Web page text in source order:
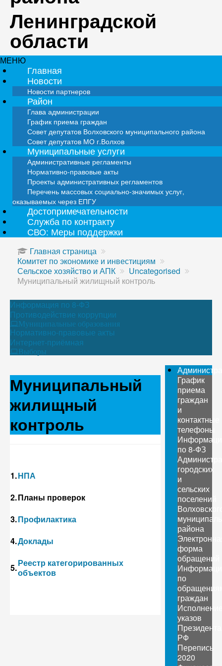
Ленинградской
области
МЕНЮ
Главная
Новости
Новости партнеров
Район
Глава администрации
График приема граждан
Совет депутатов Волховского муниципального района
Совет депутатов МО г.Волхов
Муниципальные услуги
Административные регламенты
Нормативно-правовые акты
Проекты административных регламентов
Перечень массовых социально-значимых услуг,
оказываемых через ЕПГУ
Достопримечательности
Служба по контракту
СВО: Меры поддержки
Главная страница
Комитет по экономике и инвестициям
Сельское хозяйство и АПК
Uncategorised
Муниципальный жилищный контроль
Информация по 8-ФЗ
Противодействие коррупции
Муниципальные образования
Нормативно-правовые акты
Интернет-приёмная
Выборы
Муниципальный
жилищный
контроль
1.НПА
2.Планы проверок
3.Профилактика
4.Доклады
5.Реестр категорированных
объектов
График
приема
граждан
и
контактные
телефоны
по 8-ФЗ
городских
и
сельских
поселений
района
форма
обращений
по
граждан
указов
Президента
РФ
Перепись
2020